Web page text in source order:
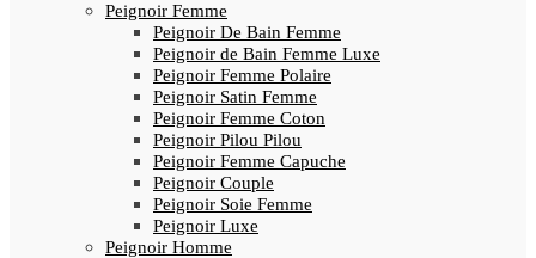
Peignoir Femme
Peignoir De Bain Femme
Peignoir de Bain Femme Luxe
Peignoir Femme Polaire
Peignoir Satin Femme
Peignoir Femme Coton
Peignoir Pilou Pilou
Peignoir Femme Capuche
Peignoir Couple
Peignoir Soie Femme
Peignoir Luxe
Peignoir Homme